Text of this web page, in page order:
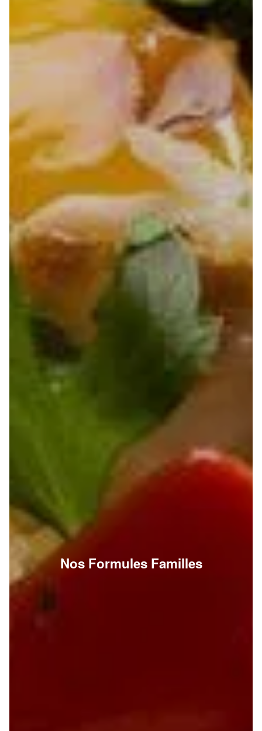
Nos Formules Familles